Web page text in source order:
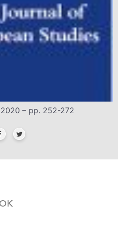
2020 – pp. 252-272